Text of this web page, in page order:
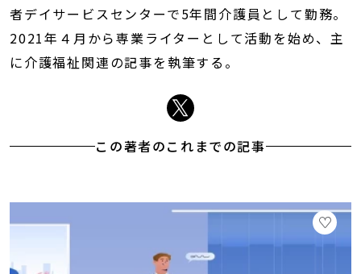
者デイサービスセンターで5年間介護員として勤務。
2021年４月から専業ライターとして活動を始め、主
に介護福祉関連の記事を執筆する。
この著者のこれまでの記事